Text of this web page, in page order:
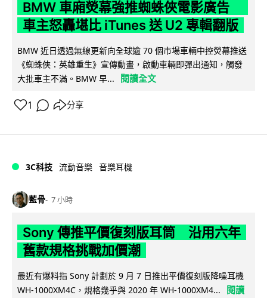
BMW 車廂熒幕強推蜘蛛俠電影廣告
車主怒轟堪比 iTunes 送 U2 專輯翻版
BMW 近日透過無線更新向全球逾 70 個市場車輛中控熒幕推送
《蜘蛛俠：英雄重生》宣傳動畫，啟動車輛即彈出通知，觸發
大批車主不滿。BMW 早...
閱讀全文
1 分享
3C科技 流動音樂 音樂耳機
藍骨 7 小時
Sony 傳推平價復刻版耳筒 沿用六年
舊款規格挑戰加價潮
最近有爆料指 Sony 計劃於 9 月 7 日推出平價復刻版降噪耳機
WH-1000XM4C，規格幾乎與 2020 年 WH-1000XM4...
閱讀